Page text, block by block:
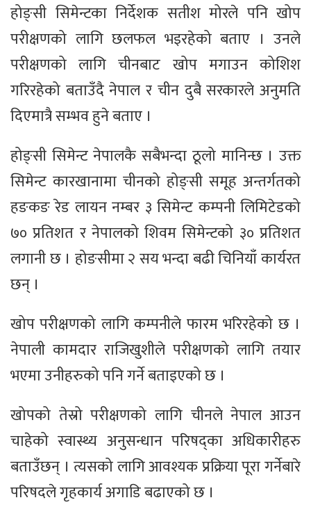
होङ्सी सिमेन्टका निर्देशक सतीश मोरले पनि खोप
परीक्षणको लागि छलफल भइरहेको बताए । उनले
परीक्षणको लागि चीनबाट खोप मगाउन कोशिश
गरिरहेको बताउँदै नेपाल र चीन दुबै सरकारले अनुमति
दिएमात्रै सम्भव हुने बताए ।
होङ्सी सिमेन्ट नेपालकै सबैभन्दा ठूलो मानिन्छ । उक्त
सिमेन्ट कारखानामा चीनको होङ्सी समूह अन्तर्गतको
हङकङ रेड लायन नम्बर ३ सिमेन्ट कम्पनी लिमिटेडको
७० प्रतिशत र नेपालको शिवम सिमेन्टको ३० प्रतिशत
लगानी छ । होङसीमा २ सय भन्दा बढी चिनियाँ कार्यरत
छन् ।
खोप परीक्षणको लागि कम्पनीले फारम भरिरहेको छ ।
नेपाली कामदार राजिखुशीले परीक्षणको लागि तयार
भएमा उनीहरुको पनि गर्ने बताइएको छ ।
खोपको तेस्रो परीक्षणको लागि चीनले नेपाल आउन
चाहेको स्वास्थ्य अनुसन्धान परिषद्का अधिकारीहरु
बताउँछन् । त्यसको लागि आवश्यक प्रक्रिया पूरा गर्नेबारे
परिषदले गृहकार्य अगाडि बढाएको छ ।